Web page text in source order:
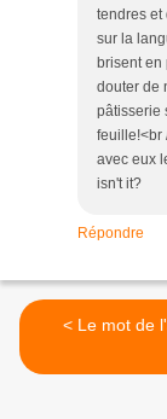
tendres et
sur la
brisent en
douter de
pâtisserie
feuille!<br
avec eux
isn't it?
Répondre
< Le mot de